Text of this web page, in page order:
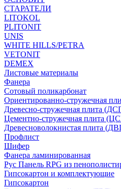
СТАРАТЕЛИ
LITOKOL
PLITONIT
UNIS
WHITE HILLS/PETRA
VETONIT
DEMEX
Листовые материалы
Фанера
Сотовый поликарбонат
Ориентированно-стружечная
Древесно-стружечная плита
Цементно-стружечная плита
Древесноволокнистая плита
Профлист
Шифер
Фанера ламинированная
Рус Панель RPG из
Гипсокартон и комплектующие
Гипсокартон